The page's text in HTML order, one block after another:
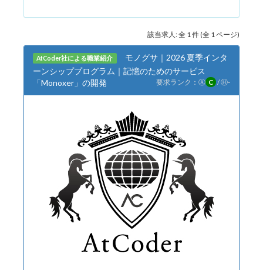
該当求人: 全 1 件 (全 1 ページ)
AtCoder社による職業紹介
モノグサ｜2026 夏季インタ
ーンシッププログラム｜記憶のためのサービス
「Monoxer」の開発
要求ランク： Ⓐ C /Ⓗ-